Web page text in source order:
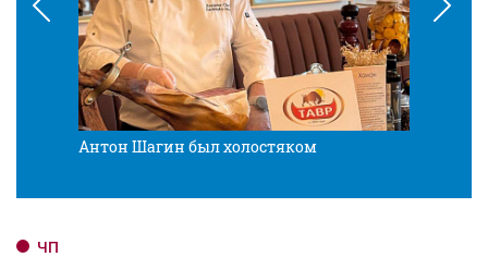
Антон Шагин был холостяком
ЧП